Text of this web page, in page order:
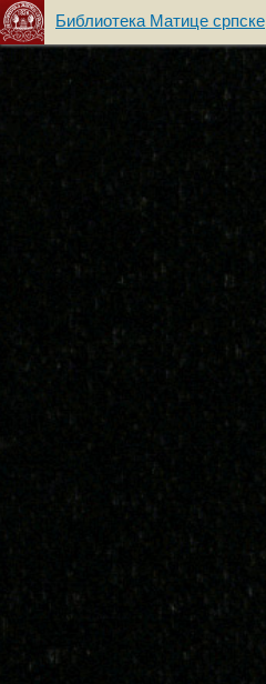
Библиотека Матице српске